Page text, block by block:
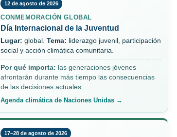
12 de agosto de 2026
CONMEMORACIÓN GLOBAL
Día Internacional de la Juventud
Lugar: global. Tema: liderazgo juvenil, participación
social y acción climática comunitaria.
Por qué importa: las generaciones jóvenes
afrontarán durante más tiempo las consecuencias
de las decisiones actuales.
Agenda climática de Naciones Unidas →
17–28 de agosto de 2026